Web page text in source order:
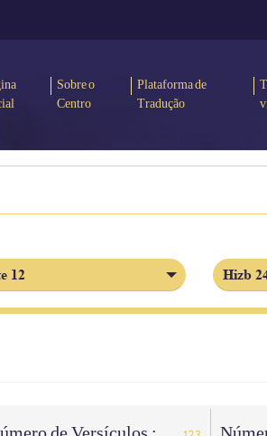
Sobre o
Centro
Plataforma de
Tradução
12 Hizb